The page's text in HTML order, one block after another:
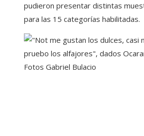
pudieron presentar distintas
para las 15 categorías habilitadas.